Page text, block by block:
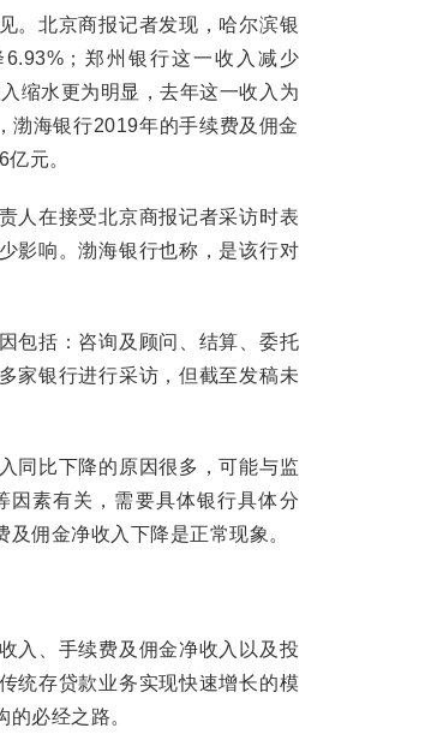
北京商报记者发现，哈尔滨银
；郑州银行这一收入减少
缩水更为明显，去年这一收入为
渤海银行2019年的手续费及佣金
元。
在接受北京商报记者采访时表
影响。渤海银行也称，是该行对
括：咨询及顾问、结算、委托
家银行进行采访，但截至发稿未
比下降的原因很多，可能与监
因素有关，需要具体银行具体分
佣金净收入下降是正常现象。
、手续费及佣金净收入以及投
统存贷款业务实现快速增长的模
必经之路。